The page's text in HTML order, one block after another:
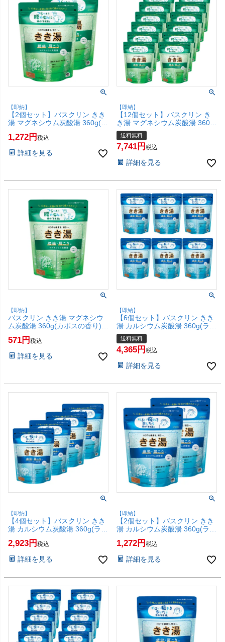
【即納】
【2個セット】バスクリン きき
湯 マグネシウム炭酸湯 360g(カ
ボスの香り)【炭酸入浴剤 腰痛
肩こり】【SBT】(6067889-
1,272 税込
詳細を見る
【即納】
【12個セット】バスクリン き
き湯 マグネシウム炭酸湯 360g
(カボスの香り)【炭酸入浴剤 腰
痛 肩こり】【宅配便送料無料】
(6067889-set12)
送料無料
7,741 税込
詳細を見る
【即納】
バスクリン きき湯 マグネシウ
ム炭酸湯 360g(カボスの香り)
【炭酸入浴剤 腰痛 肩こり】
【SBT】(6067889)
571 税込
詳細を見る
【即納】
【6個セット】バスクリン きき
湯 カルシウム炭酸湯 360g(ラム
ネの香り )【炭酸入浴剤 肩こり
疲労】【宅配便送料無料】
(6067888-set6)
送料無料
4,365 税込
詳細を見る
【即納】
【4個セット】バスクリン きき
湯 カルシウム炭酸湯 360g(ラム
ネの香り)【炭酸入浴剤 肩こり
疲労】【SBT】(6067888-set4)
2,923 税込
詳細を見る
【即納】
【2個セット】バスクリン きき
湯 カルシウム炭酸湯 360g(ラム
ネの香り )【炭酸入浴剤 肩こり
疲労】【SBT】(6067888-set2)
1,272 税込
詳細を見る